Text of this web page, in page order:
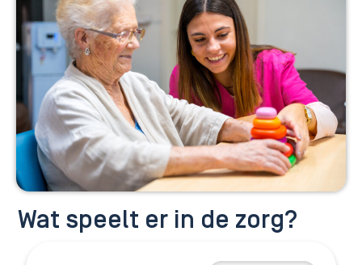
Wat speelt er in de zorg?